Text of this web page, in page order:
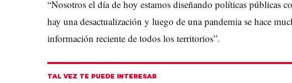
“Nosotros el día de hoy estamos diseñando políticas públicas
hay una desactualización y luego de una pandemia se hace
información reciente de todos los territorios”.
TAL VEZ TE PUEDE INTERESAR